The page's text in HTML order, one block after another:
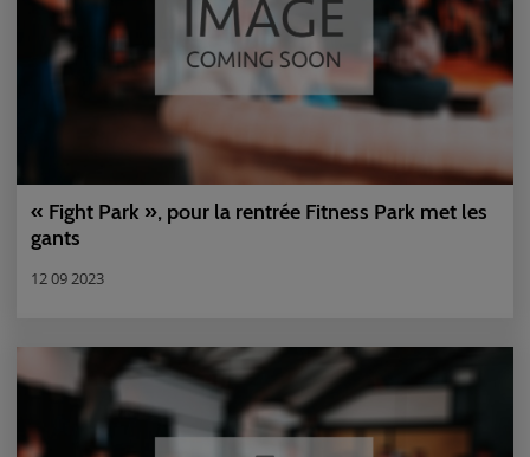
« Fight Park », pour la rentrée Fitness Park met les
gants
12 09 2023